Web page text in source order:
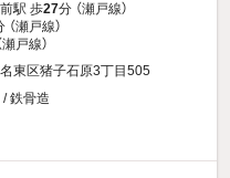
駅 歩27分 （瀬戸線）
（瀬戸線）
瀬戸線）
東区猪子石原3丁目505
鉄骨造